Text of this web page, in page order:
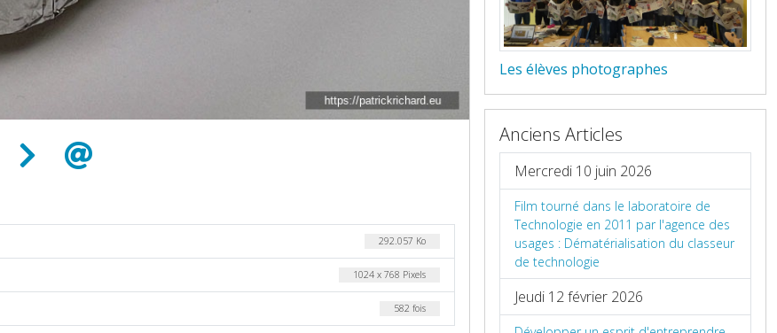
292.057 Ko
1024 x 768 Pixels
582 fois
Les élèves photographes
Anciens Articles
Mercredi 10 juin 2026
Film tourné dans le laboratoire de
Technologie en 2011 par l'agence des
usages : Dématérialisation du classeur
de technologie
Jeudi 12 février 2026